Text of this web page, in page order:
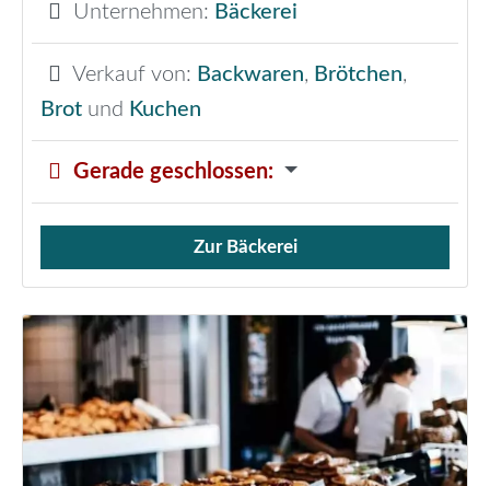
Unternehmen: Bäckerei
Verkauf von: Backwaren, Brötchen,
Brot und Kuchen
Gerade geschlossen:
Verkauf von Brötchen,
Zur Bäckerei